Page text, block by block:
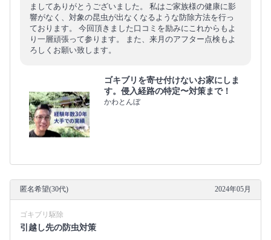
ましてありがとうございました。 私はご家族様の健康に影
響がなく、対象の昆虫が出なくなるような防除方法を行っ
ております。 今回頂きました口コミを励みにこれからもよ
り一層頑張って参ります。 また、来月のアフター点検もよ
ろしくお願い致します。
ゴキブリを寄せ付けないお家にしま
す。侵入経路の特定〜対策まで！
かわとんぼ
匿名希望(30代) 2024年05月
ゴキブリ駆除
引越し先の防虫対策